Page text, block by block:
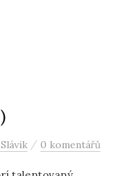
/ 0 komentářů